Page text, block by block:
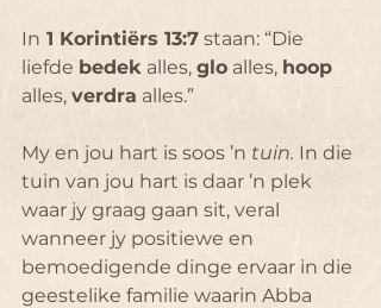
In 1 Korintiërs 13:7 staan: “Die
liefde bedek alles, glo alles, hoop
alles, verdra alles.”
My en jou hart is soos ’n tuin. In die
tuin van jou hart is daar ’n plek
waar jy graag gaan sit, veral
wanneer jy positiewe en
bemoedigende dinge ervaar in die
geestelike familie waarin Abba